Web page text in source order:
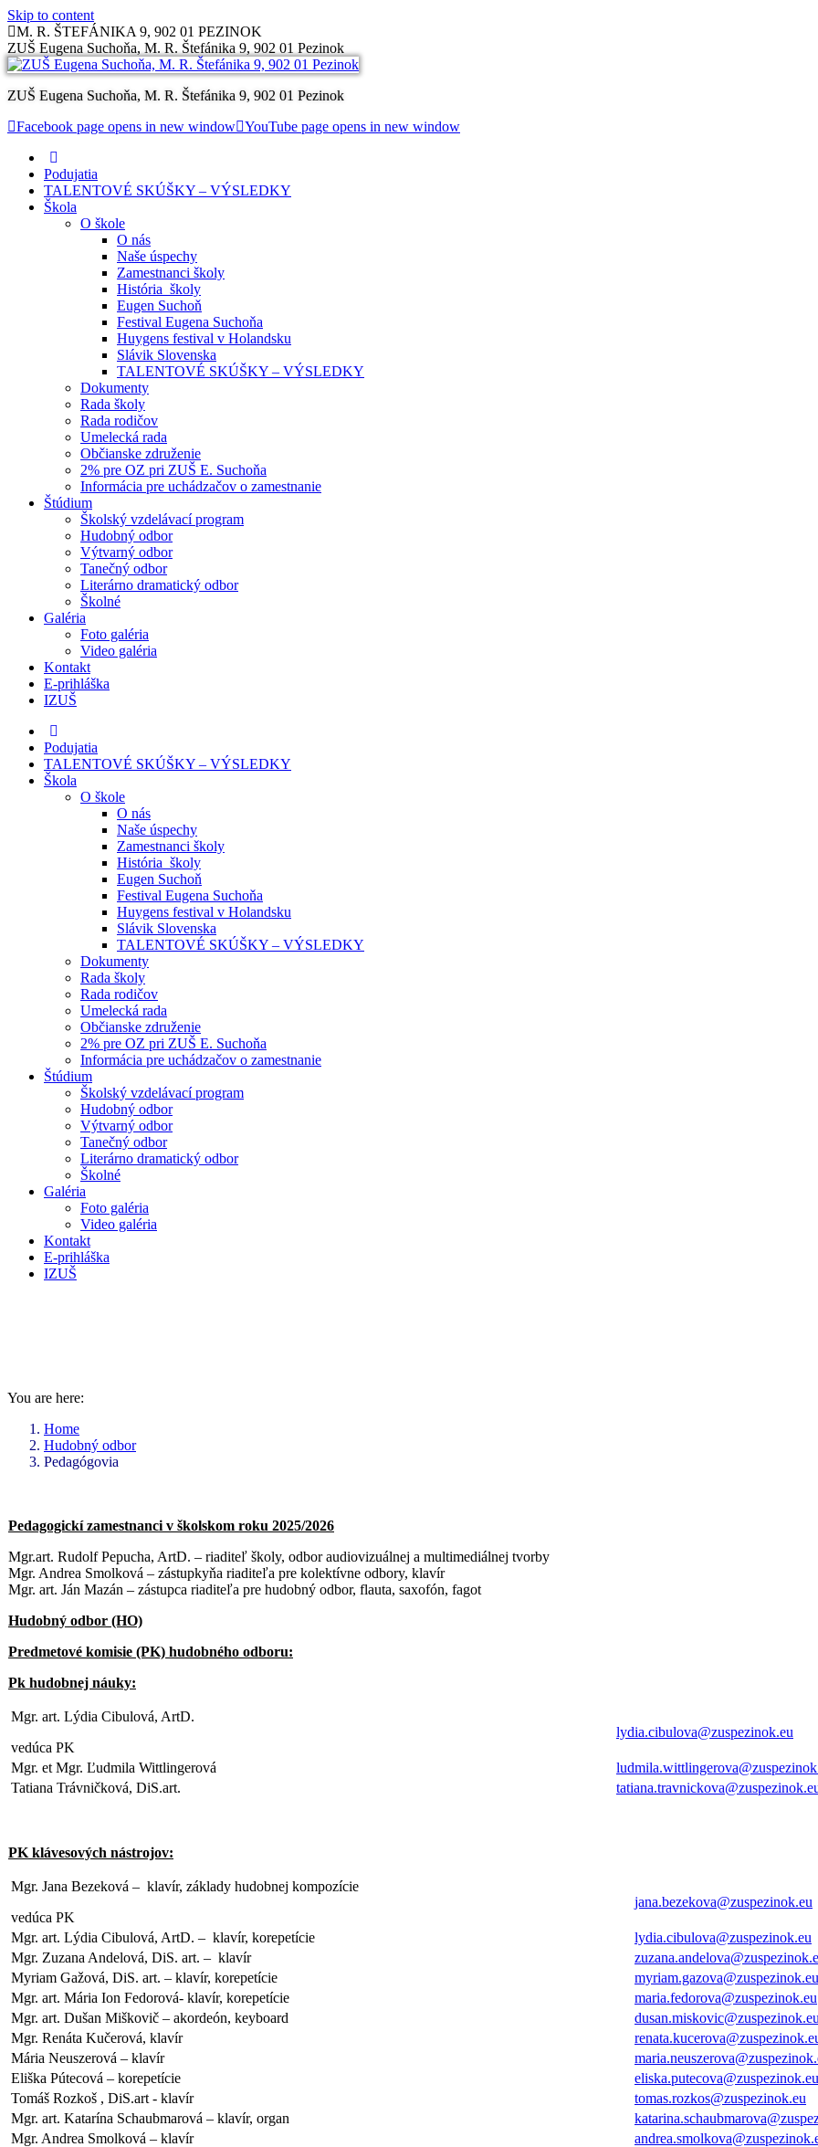
Skip to content
M. R. ŠTEFÁNIKA 9, 902 01 PEZINOK
ZUŠ Eugena Suchoňa, M. R. Štefánika 9, 902 01 Pezinok
ZUŠ Eugena Suchoňa, M. R. Štefánika 9, 902 01 Pezinok
Facebook page opens in new window YouTube page opens in new window
Podujatia
TALENTOVÉ SKÚŠKY – VÝSLEDKY
Škola
O škole
O nás
Naše úspechy
Zamestnanci školy
História školy
Eugen Suchoň
Festival Eugena Suchoňa
Huygens festival v Holandsku
Slávik Slovenska
TALENTOVÉ SKÚŠKY – VÝSLEDKY
Dokumenty
Rada školy
Rada rodičov
Umelecká rada
Občianske združenie
2% pre OZ pri ZUŠ E. Suchoňa
Informácia pre uchádzačov o zamestnanie
Štúdium
Školský vzdelávací program
Hudobný odbor
Výtvarný odbor
Tanečný odbor
Literárno dramatický odbor
Školné
Galéria
Foto galéria
Video galéria
Kontakt
E-prihláška
IZUŠ
Podujatia
TALENTOVÉ SKÚŠKY – VÝSLEDKY
Škola
O škole
O nás
Naše úspechy
Zamestnanci školy
História školy
Eugen Suchoň
Festival Eugena Suchoňa
Huygens festival v Holandsku
Slávik Slovenska
TALENTOVÉ SKÚŠKY – VÝSLEDKY
Dokumenty
Rada školy
Rada rodičov
Umelecká rada
Občianske združenie
2% pre OZ pri ZUŠ E. Suchoňa
Informácia pre uchádzačov o zamestnanie
Štúdium
Školský vzdelávací program
Hudobný odbor
Výtvarný odbor
Tanečný odbor
Literárno dramatický odbor
Školné
Galéria
Foto galéria
Video galéria
Kontakt
E-prihláška
IZUŠ
You are here:
Home
Hudobný odbor
Pedagógovia
Pedagogickí zamestnanci v školskom roku 2025/2026
Mgr.art. Rudolf Pepucha, ArtD. – riaditeľ školy, odbor audiovizuálnej a multimediálnej tvorby
Mgr. Andrea Smolková – zástupkyňa riaditeľa pre kolektívne odbory, klavír
Mgr. art. Ján Mazán – zástupca riaditeľa pre hudobný odbor, flauta, saxofón, fagot
Hudobný odbor (HO)
Predmetové komisie (PK) hudobného odboru:
Pk hudobnej náuky:
Mgr. art. Lýdia Cibulová, ArtD.
vedúca PK
lydia.cibulova@zuspezinok.eu
Mgr. et Mgr. Ľudmila Wittlingerová
Tatiana Trávničková, DiS.art.
PK klávesových nástrojov:
Mgr. Jana Bezeková – klavír, základy hudobnej kompozície
vedúca PK
jana.bezekova@zuspezinok.eu
Mgr. art. Lýdia Cibulová, ArtD. – klavír, korepetície
lydia.cibulova@zuspezinok.eu
Mgr. Zuzana Andelová, DiS. art. – klavír
Myriam Gažová, DiS. art. – klavír, korepetície
myriam.gazova@zuspezinok.eu
Mgr. art. Mária Ion Fedorová- klavír, korepetície
maria.fedorova@zuspezinok.eu
Mgr. art. Dušan Miškovič – akordeón, keyboard
dusan.miskovic@zuspezinok.eu
Mgr. Renáta Kučerová, klavír
Mária Neuszerová – klavír
Eliška Pútecová – korepetície
eliska.putecova@zuspezinok.eu
Tomáš Rozkoš , DiS.art - klavír
tomas.rozkos@zuspezinok.eu
Mgr. art. Katarína Schaubmarová – klavír, organ
Mgr. Andrea Smolková – klavír